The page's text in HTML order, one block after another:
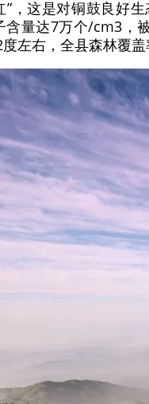
”，这是对铜鼓良好
含量达7万个/cm3，
左右，全县森林覆